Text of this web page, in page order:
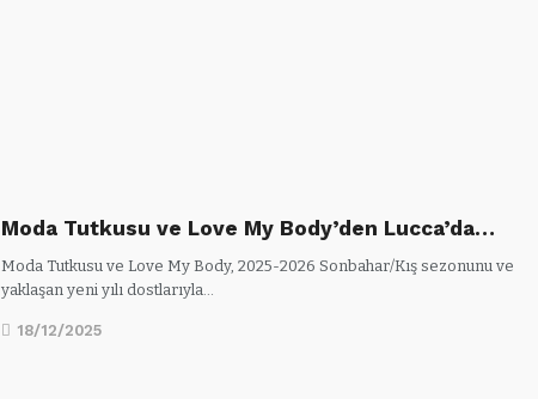
Moda Tutkusu ve Love My Body’den Lucca’da…
Moda Tutkusu ve Love My Body, 2025-2026 Sonbahar/Kış sezonunu ve
yaklaşan yeni yılı dostlarıyla…
18/12/2025